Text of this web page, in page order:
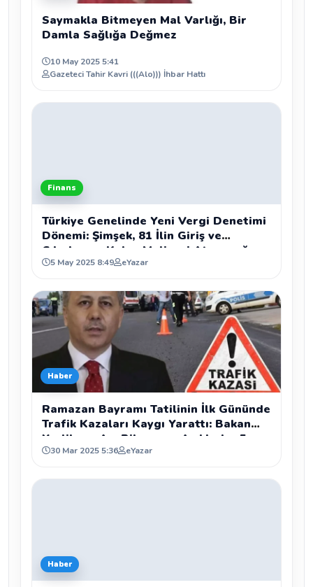
Saymakla Bitmeyen Mal Varlığı, Bir
Damla Sağlığa Değmez
10 May 2025 5:41
Gazeteci Tahir Kavri (((Alo))) İhbar Hattı
Finans
Türkiye Genelinde Yeni Vergi Denetimi
Dönemi: Şimşek, 81 İlin Giriş ve
Çıkışlarına Kalıcı Maliyeci Atanacağını
Duyurdu
5 May 2025 8:49 eYazar
Haber
Ramazan Bayramı Tatilinin İlk Gününde
Trafik Kazaları Kaygı Yarattı: Bakan
Yerlikaya Acı Bilançoyu Açıkladı - 5
Ölü, 1219 Yaralı
30 Mar 2025 5:36 eYazar
Haber